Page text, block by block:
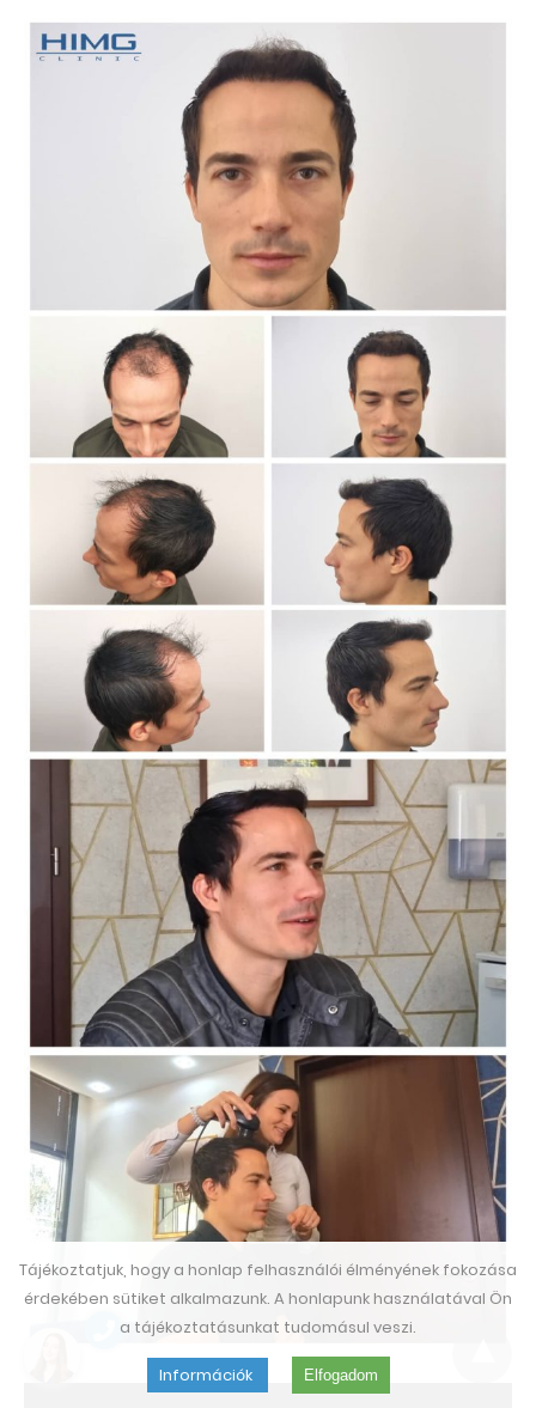
Tájékoztatjuk, hogy a honlap felhasználói élményének fokozása
érdekében sütiket alkalmazunk. A honlapunk használatával Ön
a tájékoztatásunkat tudomásul veszi.
Információk Elfogadom